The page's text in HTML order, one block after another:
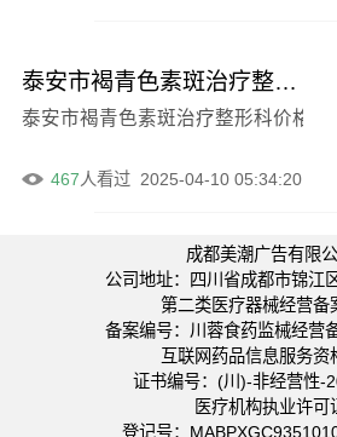
泰安市褐青色素斑治疗整形科价格表曝光，近6个月均价1766元
泰安市褐青色素斑治疗整形科价格
2025-04-10 05:34:20
467人看过
成都美潮广告有限
公司地址：四川省成都市锦江
第二类医疗器械经营备
备案编号：川蓉食药监械经营
互联网药品信息服务资
证书编号：(川)-非经营性-
医疗机构执业许可
登记号：